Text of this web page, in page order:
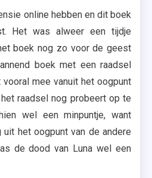
online hebben en dit boek
Het was alweer een tijdje
boek nog zo voor de geest
boek met een raadsel
mee vanuit het oogpunt
raadsel nog probeert op te
wel een minpuntje, want
het oogpunt van de andere
de dood van Luna wel een